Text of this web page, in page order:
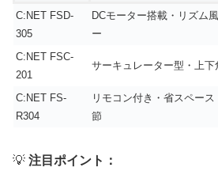
C:NET FSD-
305
DCモーター搭載・リズム
ー
C:NET FSC-
201
サーキュレーター型・上下
C:NET FS-
R304
リモコン付き・省スペー
節
💡 注目ポイント：